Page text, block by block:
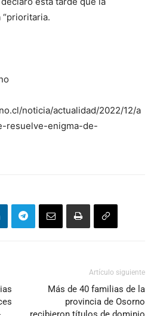
noticia/actualidad/2022/12/a
resuelve-enigma-de-
Artículo siguiente
Más de 40 familias de la
provincia de Osorno